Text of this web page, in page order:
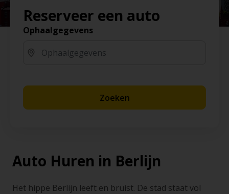
Reserveer een auto
Ophaalgegevens
Zoeken
Auto Huren in Berlijn
Het hippe Berlijn leeft en bruist. De stad staat vol